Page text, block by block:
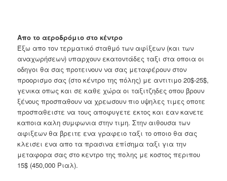
Απο το αεροδρόμιο στο κέντρο
Έξω απο τον τερματικό σταθμό των αφίξεων (και των
αναχωρήσεων) υπαρχουν εκατοντάδες ταξι στα οποια οι
οδηγοι θα σας προτεινουν να σας μεταφέρουν στον
προορισμο σας (στο κέντρο της πόλης) με αντιτιμο 20$-25$,
γενικα οπως και σε καθε χώρα οι ταξιτζηδες οπου βρουν
ξένους προσπαθουν να χρεωσουν πιο υψηλες τιμες οποτε
προσπαθειστε να τους αποφυγετε εκτος και εαν κανετε
καποια καλη συμφωνια στην τιμη. Στην αιθουσα των
αφιξεων θα βρειτε ενα γραφειο ταξι το οποιο θα σας
κλεισει ενα απο τα πρασινα επίσημα ταξι για την
μεταφορα σας στο κεντρο της πολης με κοστος περιπου
15$ (450,000 Ριαλ).